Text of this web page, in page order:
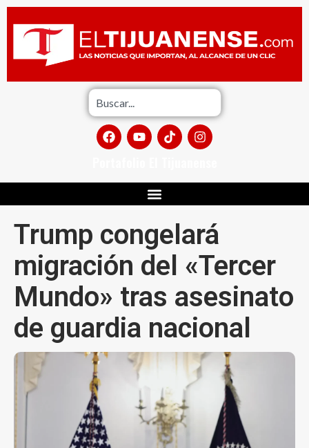
Trump congelará
migración del «Tercer
Mundo» tras asesinato
de guardia nacional